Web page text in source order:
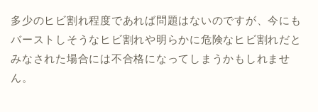
多少のヒビ割れ程度であれば問題はないのですが、今にも
バーストしそうなヒビ割れや明らかに危険なヒビ割れだと
みなされた場合には不合格になってしまうかもしれませ
ん。